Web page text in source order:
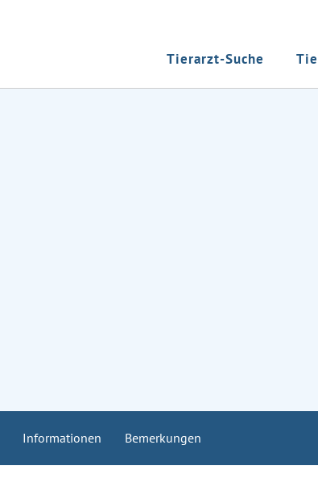
Tierarzt-Suche
Informationen Bemerkungen